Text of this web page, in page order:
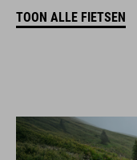
TOON ALLE FIETSEN